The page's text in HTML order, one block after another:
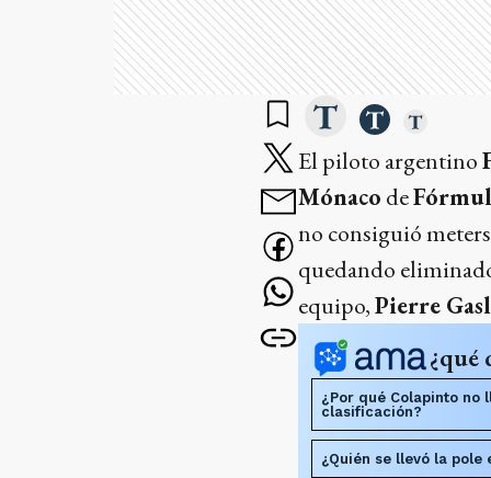
El piloto argentino
Mónaco de
no consiguió
quedando
equipo,Pierre
¿qué
¿Por qué Colapinto no
clasificación?
¿Quién se llevó la